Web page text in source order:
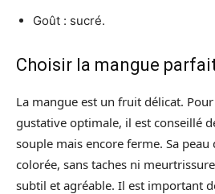
Goût : sucré.
Choisir la mangue
La mangue est un fruit délicat.
gustative optimale, il est conseillé
souple mais encore ferme. Sa
colorée, sans taches ni
subtil et agréable. Il est important